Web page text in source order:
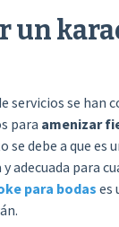
un
servicios se han
para amenizar
debe a que es
adecuada para
para bodas es